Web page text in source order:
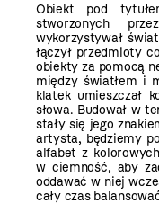
Obiekt pod
stworzonych
wykorzystywał
łączył przedmioty
obiekty za pomocą
między światłem i
klatek umieszczał
słowa. Budował w
stały się jego
artysta, będziemy
alfabet z
w ciemność, aby
oddawać w niej
cały czas